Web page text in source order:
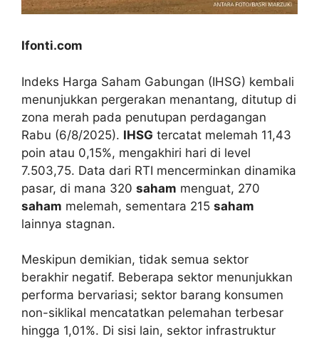
Ifonti.com
Indeks Harga Saham Gabungan (IHSG) kembali
menunjukkan pergerakan menantang, ditutup di
zona merah pada penutupan perdagangan
Rabu (6/8/2025). IHSG tercatat melemah 11,43
poin atau 0,15%, mengakhiri hari di level
7.503,75. Data dari RTI mencerminkan dinamika
pasar, di mana 320 saham menguat, 270
saham melemah, sementara 215 saham
lainnya stagnan.
Meskipun demikian, tidak semua sektor
berakhir negatif. Beberapa sektor menunjukkan
performa bervariasi; sektor barang konsumen
non-siklikal mencatatkan pelemahan terbesar
hingga 1,01%. Di sisi lain, sektor infrastruktur